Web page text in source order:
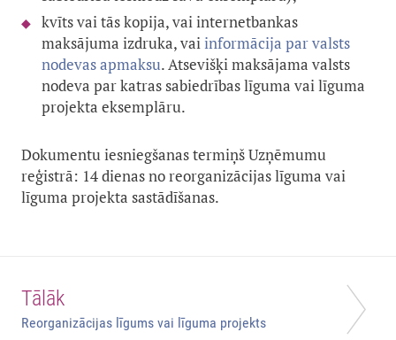
kvīts vai tās kopija, vai internetbankas
maksājuma izdruka, vaiinformācija par valsts
nodevas apmaksu. Atsevišķi maksājama valsts
nodeva par katras sabiedrības līguma vai līguma
projekta eksemplāru.
Dokumentu iesniegšanas termiņš Uzņēmumu
reģistrā: 14 dienas no reorganizācijas līguma vai
līguma projekta sastādīšanas.
Tālāk
Reorganizācijas līgums vai līguma projekts